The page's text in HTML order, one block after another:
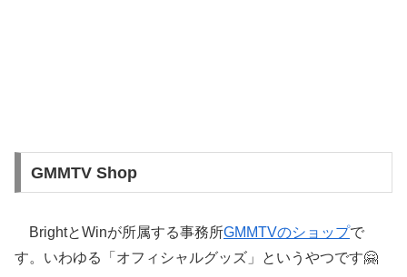
GMMTV Shop
BrightとWinが所属する事務所GMMTVのショップで
す。いわゆる「オフィシャルグッズ」というやつです🤗